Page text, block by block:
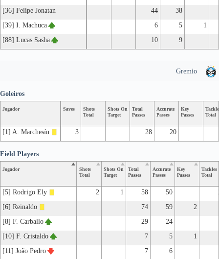
[36] Felipe Jonatan
44
38
[39] I. Machuca
6 5
1
[88] Lucas Sasha
10 9
Gremio
Jogador Saves
Shots
Total
Shots On
Target
Total
Passes
Accurate
Passes
Key
Passes
Total
[1] A. Marchesín 3 28 20
Goleiros
Jogador
Shots
Total
Shots On
Target
Total
Passes
Accurate
Passes
Key
Passes
Tackles
Total
[5] Rodrigo Ely 2 1 58 50
[6] Reinaldo
74 59 2
[8] F. Carballo
29
24
[10] F. Cristaldo
7 5
1
[11] João Pedro
7 6
Field Players